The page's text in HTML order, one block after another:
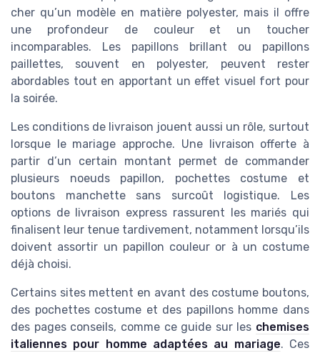
cher qu’un modèle en matière polyester, mais il offre
une profondeur de couleur et un toucher
incomparables. Les papillons brillant ou papillons
paillettes, souvent en polyester, peuvent rester
abordables tout en apportant un effet visuel fort pour
la soirée.
Les conditions de livraison jouent aussi un rôle, surtout
lorsque le mariage approche. Une livraison offerte à
partir d’un certain montant permet de commander
plusieurs noeuds papillon, pochettes costume et
boutons manchette sans surcoût logistique. Les
options de livraison express rassurent les mariés qui
finalisent leur tenue tardivement, notamment lorsqu’ils
doivent assortir un papillon couleur or à un costume
déjà choisi.
Certains sites mettent en avant des costume boutons,
des pochettes costume et des papillons homme dans
des pages conseils, comme ce guide sur les chemises
italiennes pour homme adaptées au mariage. Ces